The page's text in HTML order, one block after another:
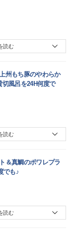
読む
州もち豚のやわらか
風呂を24H何度で
読む
＆真鯛のポワレプラ
でも♪
読む